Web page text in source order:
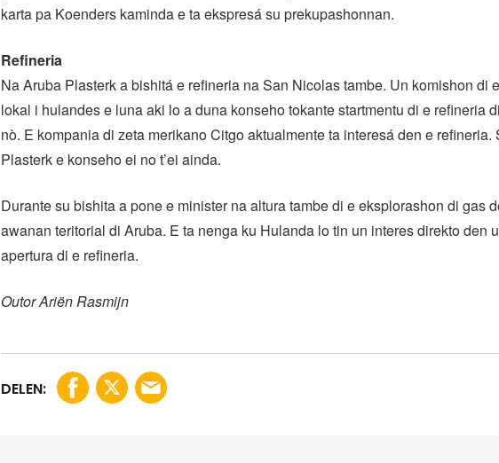
karta pa Koenders kaminda e ta ekspresá su prekupashonnan.
Refineria
Na Aruba Plasterk a bishitá e refineria na San Nicolas tambe. Un komishon di
lokal i hulandes e luna aki lo a duna konseho tokante startmentu di e refineria
nò. E kompania di zeta merikano Citgo aktualmente ta interesá den e refineria.
Plasterk e konseho ei no t’ei ainda.
Durante su bishita a pone e minister na altura tambe di e eksplorashon di gas
awanan teritorial di Aruba. E ta nenga ku Hulanda lo tin un interes direkto den
apertura di e refineria.
Outor Ariën Rasmijn
DELEN: